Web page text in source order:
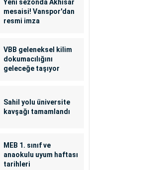
Yeni sezonda Akhisar
mesaisi! Vanspor'dan
resmi imza
VBB geleneksel kilim
dokumacılığını
geleceğe taşıyor
Sahil yolu üniversite
kavşağı tamamlandı
MEB 1. sınıf ve
anaokulu uyum haftası
tarihleri